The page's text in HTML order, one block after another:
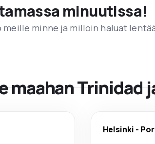
minuutissa!
meille minne ja milloin haluat
Trinidad
Helsinki -